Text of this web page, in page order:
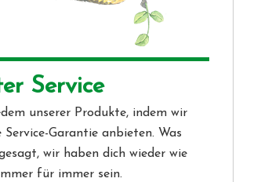
Service
unserer Produkte, indem wir
Service-Garantie anbieten. Was
wir haben dich wieder wie
für immer sein.